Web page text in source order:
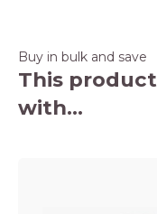
Buy in bulk and save
This
with...